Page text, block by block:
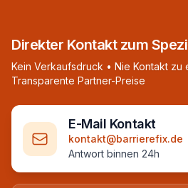
Direkter Kontakt zum
Kein Verkaufsdruck • Nie Kontakt zu
Transparente Partner-Preise
E-Mail Kontakt
kontakt@barrierefix.de
Antwort binnen 24h